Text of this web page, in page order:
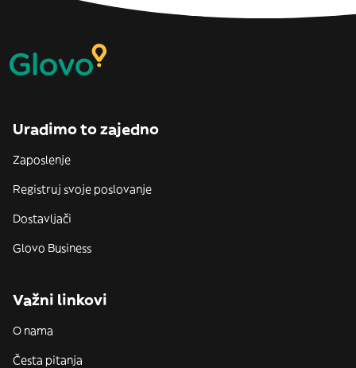
Uradimo to zajedno
Zaposlenje
Registruj svoje poslovanje
Dostavljači
Glovo Business
Važni linkovi
O nama
Česta pitanja